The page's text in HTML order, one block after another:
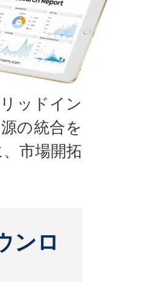
ッドイン
の統合を
市場開拓
ンロ